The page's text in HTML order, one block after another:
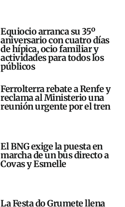
Equiocio arranca su 35º
aniversario con cuatro días
de hípica, ocio familiar y
actividades para todos los
públicos
Ferrolterra rebate a Renfe y
reclama al Ministerio una
reunión urgente por el tren
El BNG exige la puesta en
marcha de un bus directo a
Covas y Esmelle
La Festa do Grumete llena